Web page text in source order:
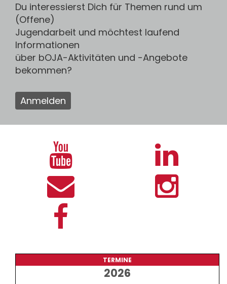
Du interessierst Dich für Themen rund um
(Offene)
Jugendarbeit und möchtest laufend
Informationen
über bOJA-Aktivitäten und -Angebote
bekommen?
Anmelden
TERMINE
2026